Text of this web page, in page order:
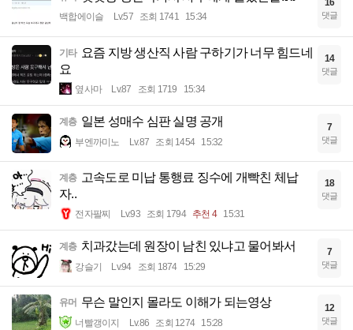
백합에이슬 Lv.57 조회 1741 15:34
16
댓글
기타 요즘 지방 생산직 사람 구하기가 너무 힘드네
요
옆사마 Lv.87 조회 1719 15:34
14
댓글
계층 일본 성매수 심판 실명 공개
부엔까미노 Lv.87 조회 1454 15:32
7
댓글
계층 고속도로 미납 통행료 징수에 개빡친 체납
자..
전자팔찌 Lv.93 조회 1794 추천 4 15:31
18
댓글
계층 치과갔는데 원장이 남친 있냐고 물어봐서
강슬기 Lv.94 조회 1874 15:29
7
댓글
유머 무슨 말인지 몰라도 이해가 되는영상
너빨갱이지 Lv.86 조회 1274 15:28
12
댓글